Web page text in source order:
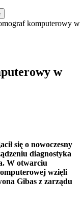
komputerowy w
w
się o nowoczesny
diagnostyka
W otwarciu
wzięli
Gibas z zarządu